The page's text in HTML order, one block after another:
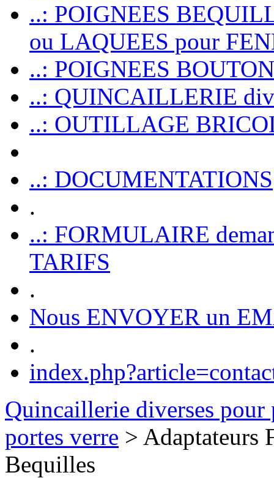
..: POIGNEES
ou LAQUEES pour
..: POIGNEES
..: QUINCAILLERIE
..: OUTILLAGE
..: DOCUMENTATIONS
.
..: FORMULAIRE
TARIFS
.
Nous ENVOYER un
.
Quincaillerie diverses pour
portes verre > Adaptateurs
Bequilles